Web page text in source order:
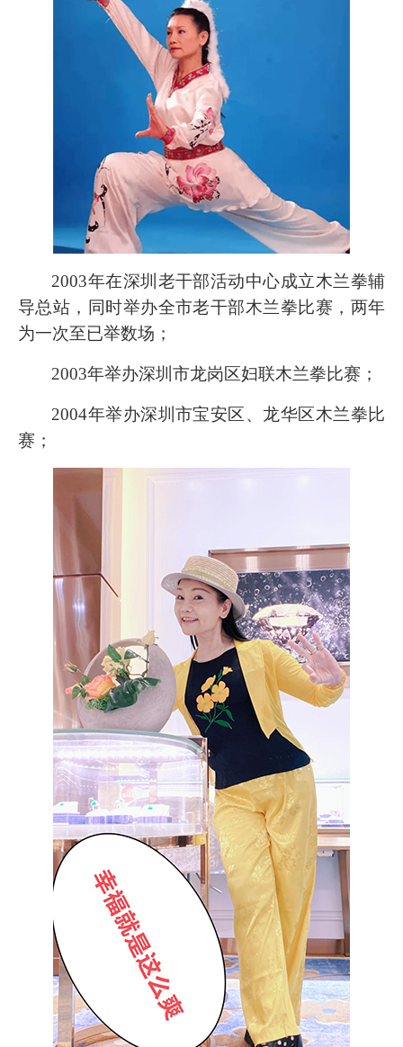
2003年在深圳老干部活动中心成立木兰拳辅
导总站，同时举办全市老干部木兰拳比赛，两年
为一次至已举数场；
2003年举办深圳市龙岗区妇联木兰拳比赛；
2004年举办深圳市宝安区、龙华区木兰拳比
赛；